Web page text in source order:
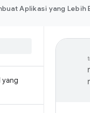
Aplikasi yang Lebih
yang